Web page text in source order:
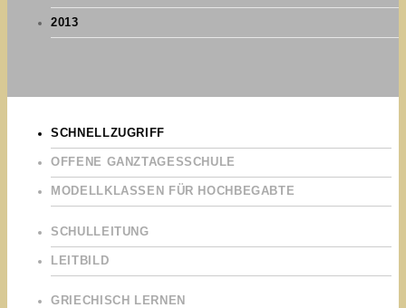
2013
SCHNELLZUGRIFF
OFFENE GANZTAGESSCHULE
MODELLKLASSEN FÜR HOCHBEGABTE
SCHULLEITUNG
LEITBILD
GRIECHISCH LERNEN